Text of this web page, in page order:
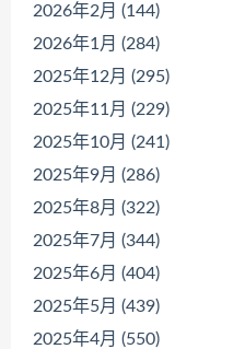
2026年2月 (144)
2026年1月 (284)
2025年12月 (295)
2025年11月 (229)
2025年10月 (241)
2025年9月 (286)
2025年8月 (322)
2025年7月 (344)
2025年6月 (404)
2025年5月 (439)
2025年4月 (550)